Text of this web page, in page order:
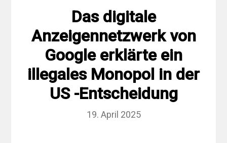
Das digitale
Anzeigennetzwerk von
Google erklärte ein
illegales Monopol in der
US -Entscheidung
19. April 2025